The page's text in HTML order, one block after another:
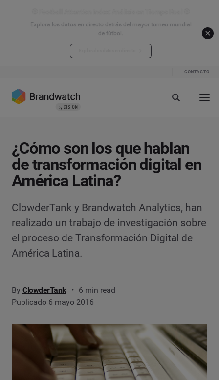
Explora los datos en directo detrás del mayor torneo mundial
de fútbol.
CONTACTO
¿Cómo son los que hablan
de transformación digital en
América Latina?
ClowderTank y Brandwatch Analytics, han
realizado un trabajo de investigación sobre
el proceso de Transformación Digital de
América Latina.
By ClowderTank
6 min read
Publicado 6 mayo 2016